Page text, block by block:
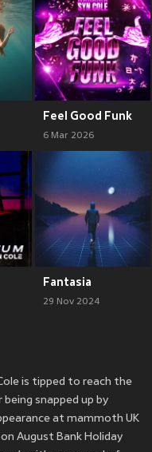
Feel Good Funk
6 Mar 2026
Fantasia
29 Nov 2024
is tipped to reach the
snapped up by
at mammoth UK
August Bank Holiday